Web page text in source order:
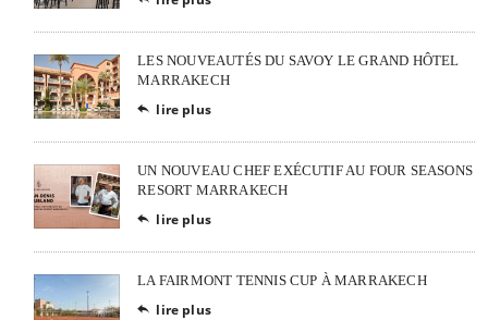
LES NOUVEAUTÉS DU SAVOY LE GRAND HÔTEL
MARRAKECH
 lire plus
UN NOUVEAU CHEF EXÉCUTIF AU FOUR SEASONS
RESORT MARRAKECH
 lire plus
LA FAIRMONT TENNIS CUP À MARRAKECH
 lire plus